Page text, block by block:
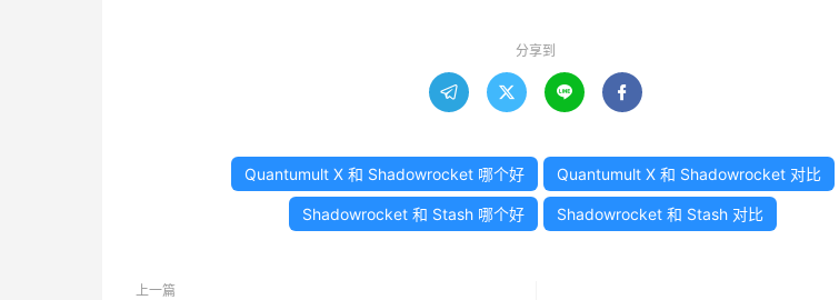
分享到
   
Quantumult X 和 Shadowrocket 哪个好 Quantumult X 和 Shadowrocket 对比
Shadowrocket 和 Stash 哪个好 Shadowrocket 和 Stash 对比
上一篇